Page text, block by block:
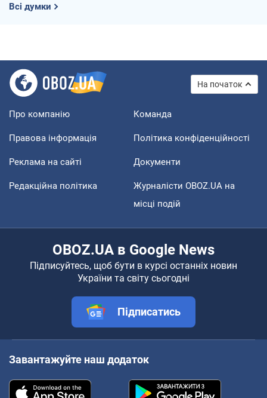
Всі думки
На початок
Про компанію Команда
Правова інформація Політика конфіденційності
Реклама на сайті Документи
Редакційна політика
Журналісти OBOZ.UA на
місці подій
OBOZ.UA в Google News
Підписуйтесь, щоб бути в курсі останніх новин
України та світу сьогодні
Підписатись
Завантажуйте наш додаток